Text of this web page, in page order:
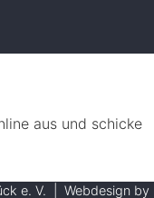
aus und schicke
e. V. | Webdesign by